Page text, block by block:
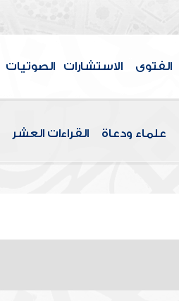
الفتوى الاستشارات الصوتيات
علماء ودعاة القراءات العشر